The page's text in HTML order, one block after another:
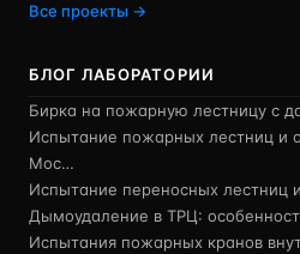
Все проекты →
БЛОГ ЛАБОРАТОРИИ
Бирка на пожарную лестницу с
Испытание пожарных лестниц и
Мос…
Испытание переносных лестниц
Дымоудаление в ТРЦ:
Испытания пожарных кранов